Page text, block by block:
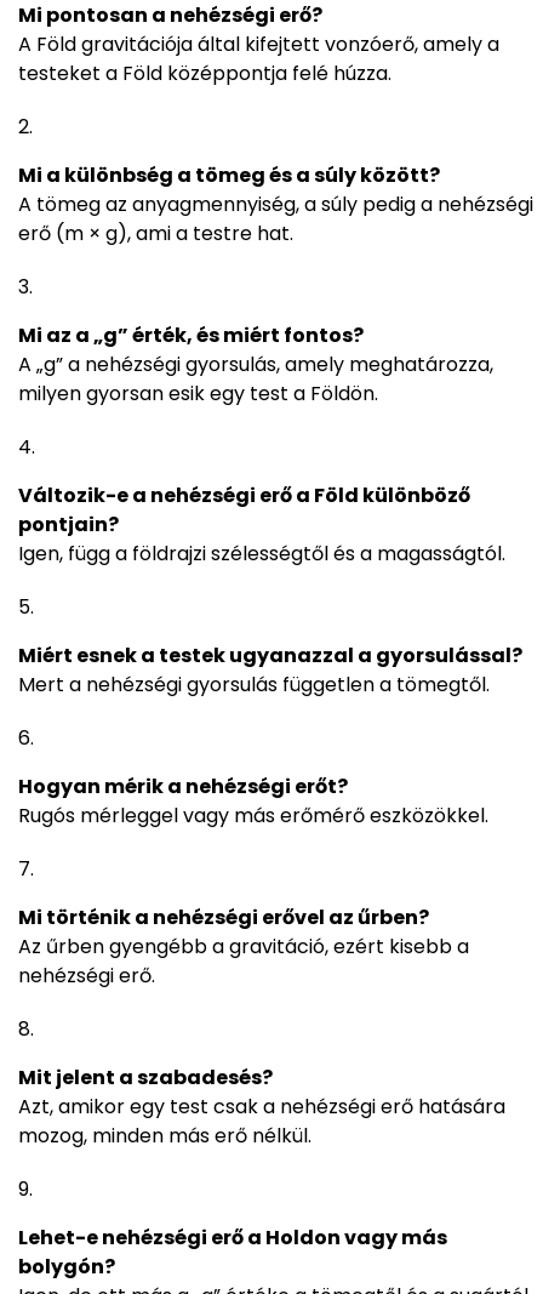
Mi pontosan a nehézségi erő?
A Föld gravitációja által kifejtett vonzóerő, amely a
testeket a Föld középpontja felé húzza.
Mi a különbség a tömeg és a súly között?
A tömeg az anyagmennyiség, a súly pedig a nehézségi
erő (m × g), ami a testre hat.
Mi az a „g” érték, és miért fontos?
A „g” a nehézségi gyorsulás, amely meghatározza,
milyen gyorsan esik egy test a Földön.
Változik-e a nehézségi erő a Föld különböző
pontjain?
Igen, függ a földrajzi szélességtől és a magasságtól.
Miért esnek a testek ugyanazzal a gyorsulással?
Mert a nehézségi gyorsulás független a tömegtől.
Hogyan mérik a nehézségi erőt?
Rugós mérleggel vagy más erőmérő eszközökkel.
Mi történik a nehézségi erővel az űrben?
Az űrben gyengébb a gravitáció, ezért kisebb a
nehézségi erő.
Mit jelent a szabadesés?
Azt, amikor egy test csak a nehézségi erő hatására
mozog, minden más erő nélkül.
Lehet-e nehézségi erő a Holdon vagy más
bolygón?